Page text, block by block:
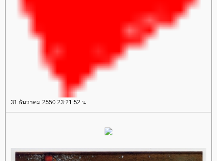
31 ธันวาคม 2550 23:21:52 น.